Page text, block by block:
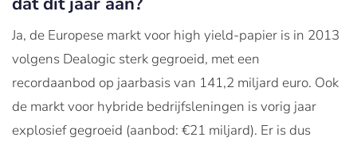
Ja, de Europese markt voor high yield-papier is in 2013
volgens Dealogic sterk gegroeid, met een
recordaanbod op jaarbasis van 141,2 miljard euro. Ook
de markt voor hybride bedrijfsleningen is vorig jaar
explosief gegroeid (aanbod: €21 miljard). Er is dus